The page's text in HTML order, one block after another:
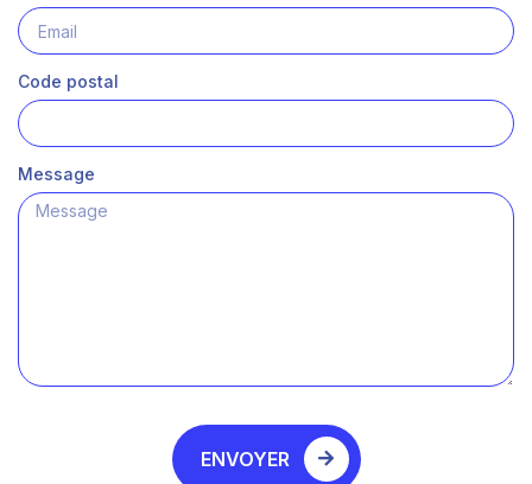
Code postal
Message
ENVOYER